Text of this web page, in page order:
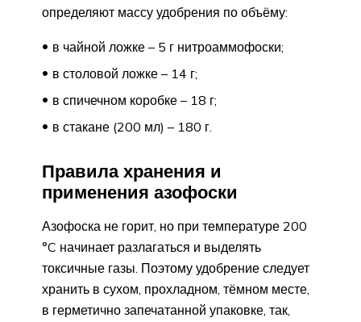
определяют массу удобрения по объёму:
в чайной ложке – 5 г нитроаммофоски;
в столовой ложке – 14 г;
в спичечном коробке – 18 г;
в стакане (200 мл) – 180 г.
Правила хранения и
применения азофоски
Азофоска не горит, но при температуре 200
°C начинает разлагаться и выделять
токсичные газы. Поэтому удобрение следует
хранить в сухом, прохладном, тёмном месте,
в герметично запечатанной упаковке, так,